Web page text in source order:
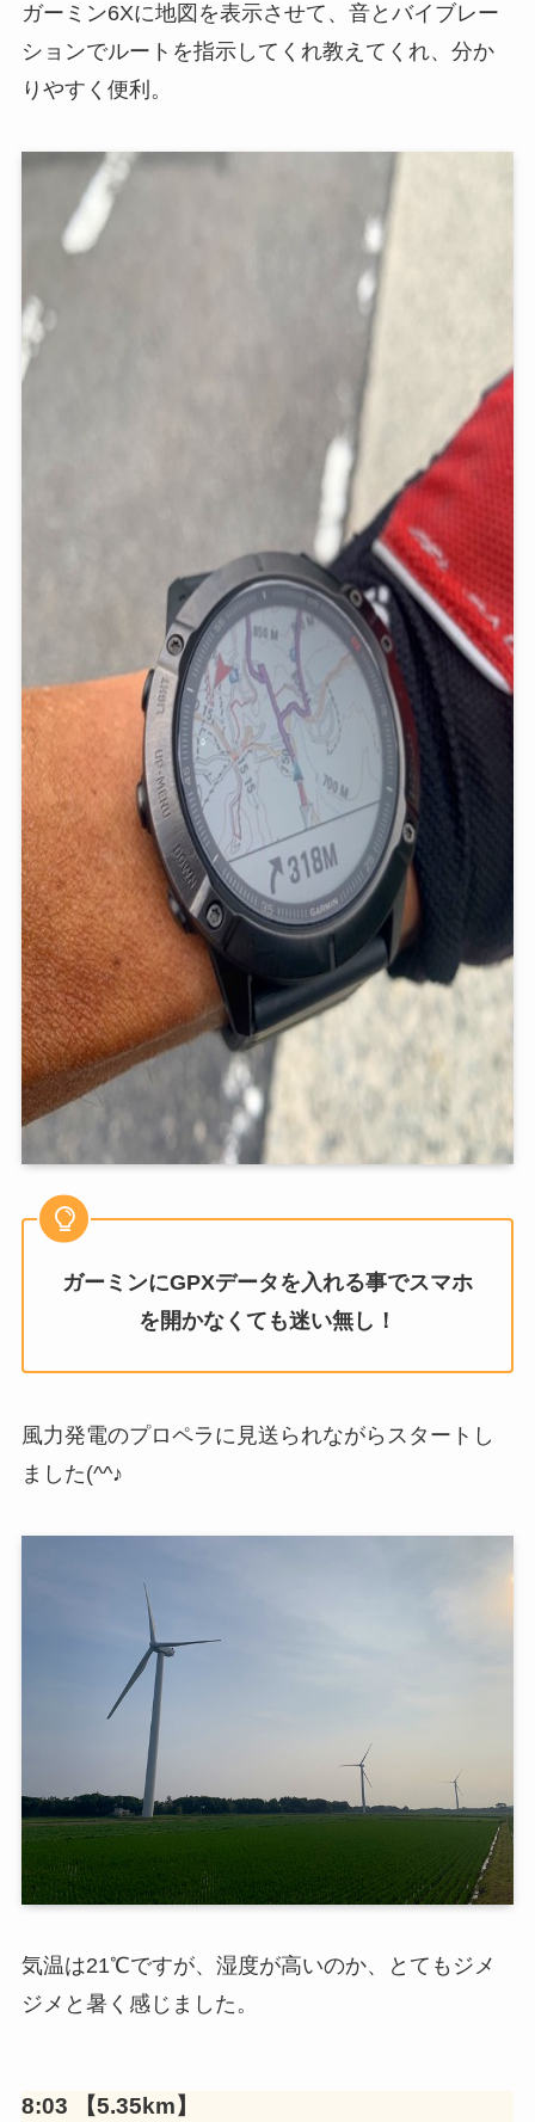
ガーミン6Xに地図を表示させて、音とバイブレー
ションでルートを指示してくれ教えてくれ、分か
りやすく便利。
ガーミンにGPXデータを入れる事でスマホ
を開かなくても迷い無し！
風力発電のプロペラに見送られながらスタートし
ました(^^♪
気温は21℃ですが、湿度が高いのか、とてもジメ
ジメと暑く感じました。
8:03 【5.35km】